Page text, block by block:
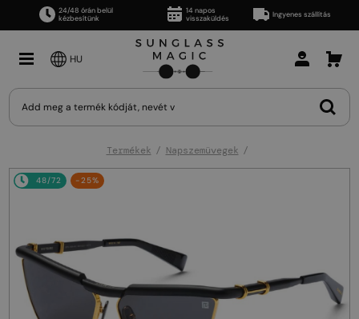
24/48 órán belül
kézbesítünk
14 napos
visszaküldés
Ingyenes szállítás
HU
Termékek Napszemüvegek
48/72 -25%